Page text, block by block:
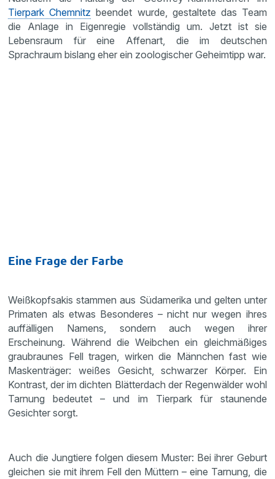
Tierpark Chemnitz beendet wurde, gestaltete das Team
die Anlage in Eigenregie vollständig um. Jetzt ist sie
Lebensraum für eine Affenart, die im deutschen
Sprachraum bislang eher ein zoologischer Geheimtipp war.
Eine Frage der Farbe
Weißkopfsakis stammen aus Südamerika und gelten unter
Primaten als etwas Besonderes – nicht nur wegen ihres
auffälligen Namens, sondern auch wegen ihrer
Erscheinung. Während die Weibchen ein gleichmäßiges
graubraunes Fell tragen, wirken die Männchen fast wie
Maskenträger: weißes Gesicht, schwarzer Körper. Ein
Kontrast, der im dichten Blätterdach der Regenwälder wohl
Tarnung bedeutet – und im Tierpark für staunende
Gesichter sorgt.
Auch die Jungtiere folgen diesem Muster: Bei ihrer Geburt
gleichen sie mit ihrem Fell den Müttern – eine Tarnung, die